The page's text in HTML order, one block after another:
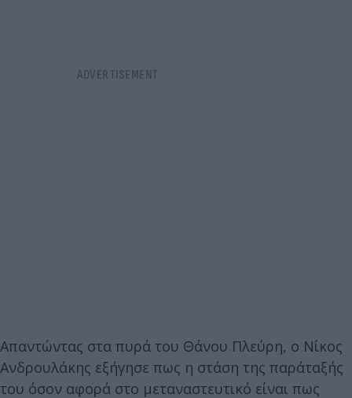
Απαντώντας στα πυρά του Θάνου Πλεύρη, ο Νίκος
Ανδρουλάκης εξήγησε πως η στάση της παράταξής
του όσον αφορά στο μεταναστευτικό είναι πως